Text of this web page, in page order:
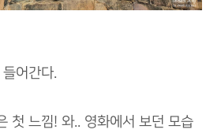
어간다.
첫 느낌! 와.. 영화에서 보던 모습